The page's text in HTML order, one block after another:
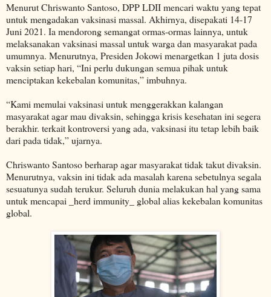
Menurut Chriswanto Santoso, DPP LDII mencari waktu yang tepat
untuk mengadakan vaksinasi massal. Akhirnya, disepakati 14-17
Juni 2021. Ia mendorong semangat ormas-ormas lainnya, untuk
melaksanakan vaksinasi massal untuk warga dan masyarakat pada
umumnya. Menurutnya, Presiden Jokowi menargetkan 1 juta dosis
vaksin setiap hari, “Ini perlu dukungan semua pihak untuk
menciptakan kekebalan komunitas,” imbuhnya.
“Kami memulai vaksinasi untuk menggerakkan kalangan
masyarakat agar mau divaksin, sehingga krisis kesehatan ini segera
berakhir. terkait kontroversi yang ada, vaksinasi itu tetap lebih baik
dari pada tidak,” ujarnya.
Chriswanto Santoso berharap agar masyarakat tidak takut divaksin.
Menurutnya, vaksin ini tidak ada masalah karena sebetulnya segala
sesuatunya sudah terukur. Seluruh dunia melakukan hal yang sama
untuk mencapai _herd immunity_ global alias kekebalan komunitas
global.